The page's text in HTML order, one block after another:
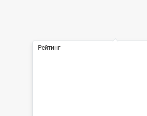
Рейтинг